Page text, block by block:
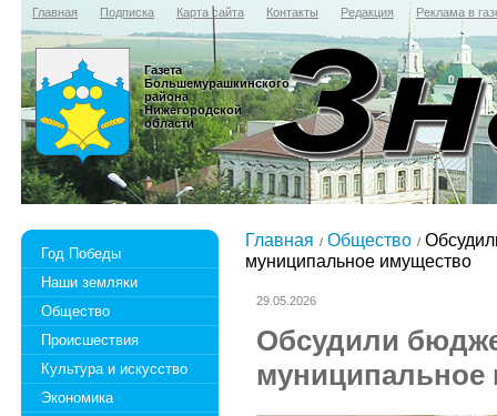
Главная Подписка Карта сайта Контакты Редакция Реклама в
Газета
Большемурашкинского
района
Нижегородской
области
Год Победы
Наши земляки
Общество
Происшествия
Культура и искусство
Экономика
Главная Общество
муниципальное имущество
29.05.2026
Обсудили
муниципальное